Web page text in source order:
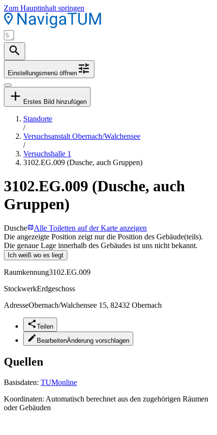
Zum Hauptinhalt springen
Einstellungsmenü öffnen
Erstes Bild hinzufügen
Standorte
/
Versuchsanstalt Obernach/Walchensee
/
Versuchshalle 1
3102.EG.009 (Dusche, auch Gruppen)
3102.EG.009 (Dusche, auch
Gruppen)
Dusche
Alle Toiletten auf der Karte anzeigen
Die angezeigte Position zeigt nur die Position des Gebäude(teils).
Die genaue Lage innerhalb des Gebäudes ist uns nicht bekannt.
Ich weiß wo es liegt
Raumkennung3102.EG.009
StockwerkErdgeschoss
AdresseObernach/Walchensee 15, 82432 Obernach
Teilen
BearbeitenÄnderung vorschlagen
Quellen
Basisdaten: TUMonline
Koordinaten: Automatisch berechnet aus den zugehörigen Räumen
oder Gebäuden